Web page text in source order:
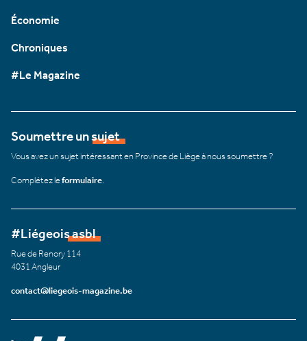
Économie
Chroniques
#Le Magazine
Soumettre un sujet
Vous avez un sujet intéressant en Province de Liège à nous soumettre ?
Complétez leformulaire
#Liégeois asbl
Rue de Renory 114
4031 Angleur
contact@liegeois-magazine.be